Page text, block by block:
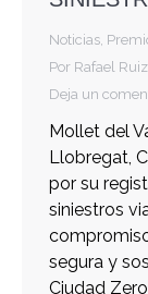
Noticias,
Por Rafael
Deja un
Mollet del
Llobregat,
por su
siniestros
segura y
Ciudad